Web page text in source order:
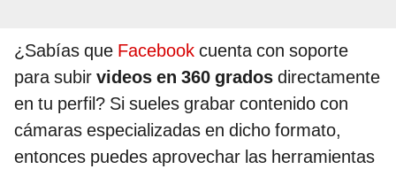
¿Sabías que Facebook cuenta con soporte
para subir videos en 360 grados directamente
en tu perfil? Si sueles grabar contenido con
cámaras especializadas en dicho formato,
entonces puedes aprovechar las herramientas